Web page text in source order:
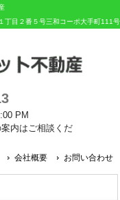
丁目２番５号三和コーポ大手町111号
PM
内はご相談くだ
会社概要 お問い合わせ